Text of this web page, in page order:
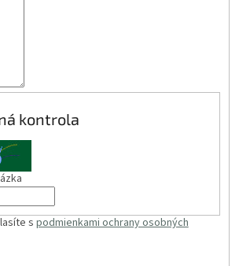
kontrola
s podmienkami ochrany osobných